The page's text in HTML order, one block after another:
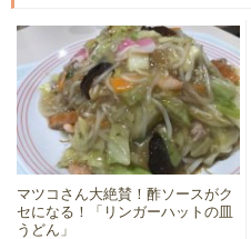
マツコさん大絶賛！酢ソースがク
セになる！「リンガーハットの皿
うどん」